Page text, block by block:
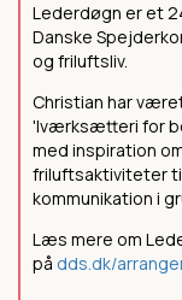
Lederdøgn er et
Danske
og friluftsliv.
Christian har
'Iværksætteri for
med inspiration
friluftsaktiviteter
kommunikation i
Læs mere om
på dds.dk/